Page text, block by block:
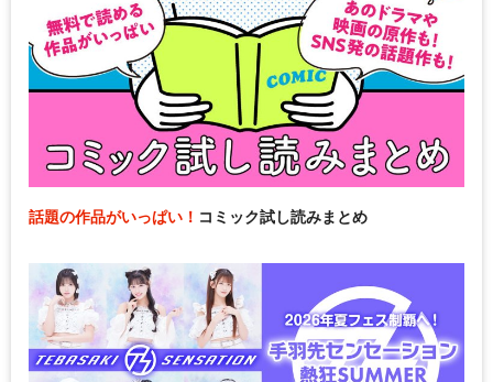
話題の作品がいっぱい！ コミック試し読みまとめ